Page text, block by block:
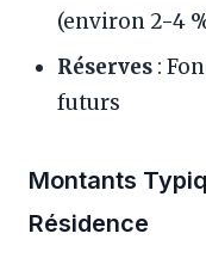
(environ 2-4
Réserves :
futurs
Montants
Résidence